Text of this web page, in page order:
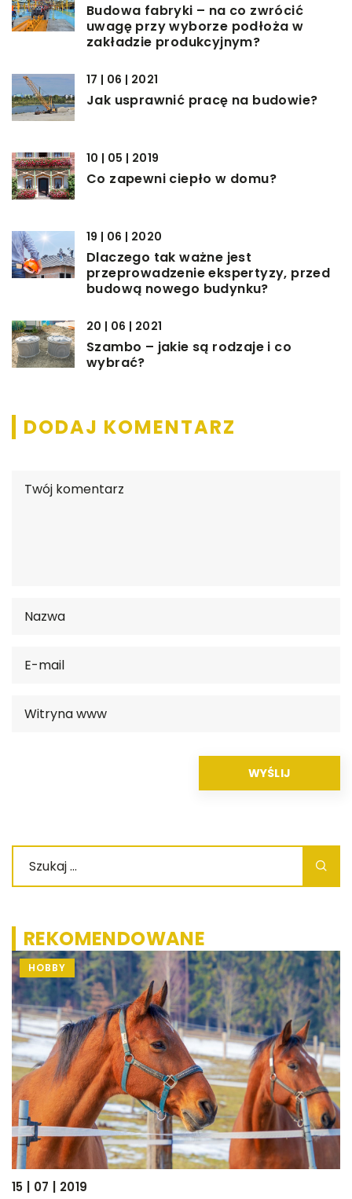
Budowa fabryki – na co zwrócić
uwagę przy wyborze podłoża w
zakładzie produkcyjnym?
17 | 06 | 2021
Jak usprawnić pracę na budowie?
10 | 05 | 2019
Co zapewni ciepło w domu?
19 | 06 | 2020
Dlaczego tak ważne jest
przeprowadzenie ekspertyzy, przed
budową nowego budynku?
20 | 06 | 2021
Szambo – jakie są rodzaje i co
wybrać?
DODAJ KOMENTARZ
REKOMENDOWANE
HOBBY
15 | 07 | 2019